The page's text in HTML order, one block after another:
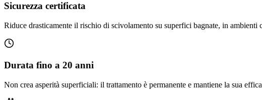
Sicurezza certificata
Riduce drasticamente il rischio di scivolamento su superfici bagnate, in ambienti
Durata fino a 20 anni
Non crea asperità superficiali: il trattamento è permanente e mantiene la sua